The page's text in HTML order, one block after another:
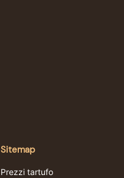
Sitemap
Prezzi tartufo